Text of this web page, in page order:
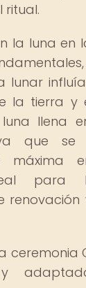
la luna en
lunar
la tierra y
llena
que se
máxima
renovación
ceremonia
y